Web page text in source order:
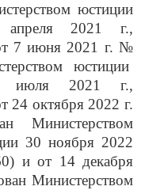
юстиции
апреля 2021 г.,
7 июня 2021 г. №
юстиции
8 июля 2021 г.,
24 октября 2022 г.
Министерством
30 ноября 2022
и от 14 декабря
Министерством